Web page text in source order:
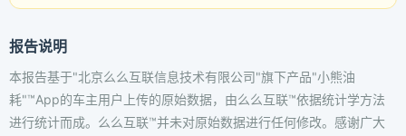
报告说明
本报告基于"北京么么互联信息技术有限公司"旗下产品"小熊油
耗"™App的车主用户上传的原始数据，由么么互联™依据统计学方法
进行统计而成。么么互联™并未对原始数据进行任何修改。感谢广大